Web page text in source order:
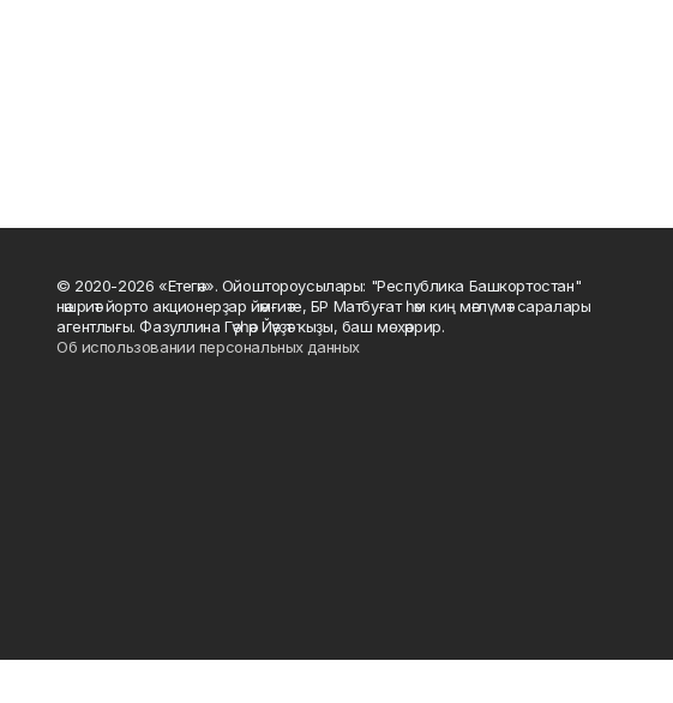
© 2020-2026 «Етегән». Ойоштороусылары: "Республика Башкортостан"
нәшриәт йорто акционерҙар йәмғиәте, БР Матбуғат һәм киң мәғлүмәт саралары
агентлығы. Фазуллина Гәүһәр Йәүҙәт ҡыҙы, баш мөхәррир.
Об использовании персональных данных